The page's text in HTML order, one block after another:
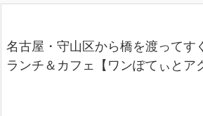
名古屋・守山区から橋を渡ってす
ランチ＆カフェ【ワンぽてぃとア